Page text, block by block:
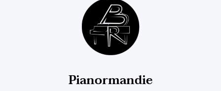
Pianormandie